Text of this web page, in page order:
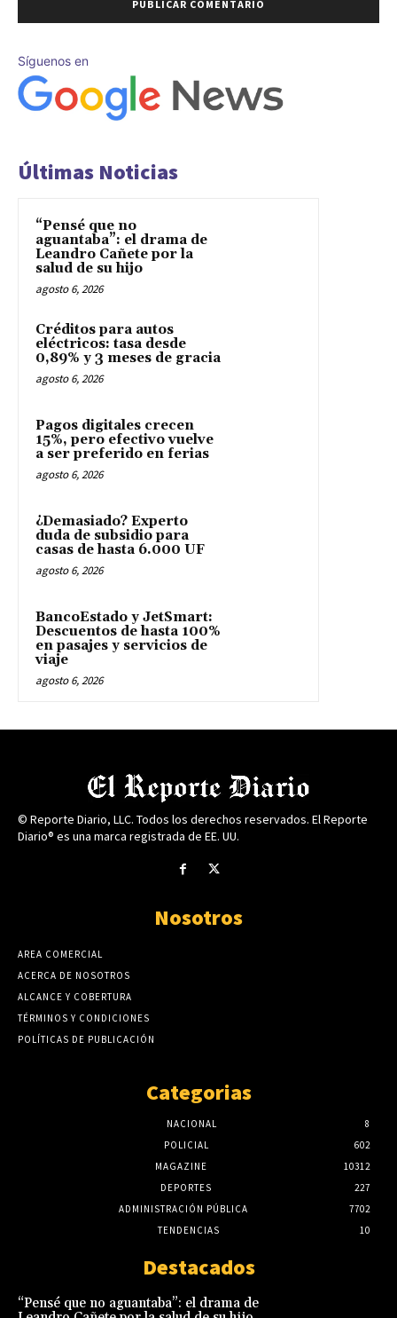
Síguenos en
Últimas Noticias
“Pensé que no
aguantaba”: el drama de
Leandro Cañete por la
salud de su hijo
agosto 6, 2026
Créditos para autos
eléctricos: tasa desde
0,89% y 3 meses de gracia
agosto 6, 2026
Pagos digitales crecen
15%, pero efectivo vuelve
a ser preferido en ferias
agosto 6, 2026
¿Demasiado? Experto
duda de subsidio para
casas de hasta 6.000 UF
agosto 6, 2026
BancoEstado y JetSmart:
Descuentos de hasta 100%
en pasajes y servicios de
viaje
agosto 6, 2026
© Reporte Diario, LLC. Todos los derechos reservados. El Reporte
Diario® es una marca registrada de EE. UU.
Nosotros
AREA COMERCIAL
ACERCA DE NOSOTROS
ALCANCE Y COBERTURA
TÉRMINOS Y CONDICIONES
POLÍTICAS DE PUBLICACIÓN
Categorias
NACIONAL
8
POLICIAL
602
MAGAZINE
10312
DEPORTES
227
ADMINISTRACIÓN PÚBLICA
7702
TENDENCIAS
10
Destacados
“Pensé que no aguantaba”: el drama de